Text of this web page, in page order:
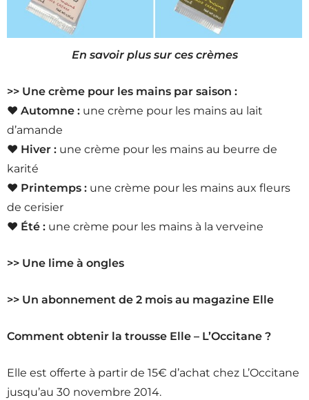
En savoir plus sur ces crèmes
>> Une crème pour les mains par saison :
♥ Automne : une crème pour les mains au lait
d’amande
♥ Hiver : une crème pour les mains au beurre de
karité
♥ Printemps : une crème pour les mains aux fleurs
de cerisier
♥ Été : une crème pour les mains à la verveine
>> Une lime à ongles
>> Un abonnement de 2 mois au magazine Elle
Comment obtenir la trousse Elle – L’Occitane ?
Elle est offerte à partir de 15€ d’achat chez L’Occitane
jusqu’au 30 novembre 2014.